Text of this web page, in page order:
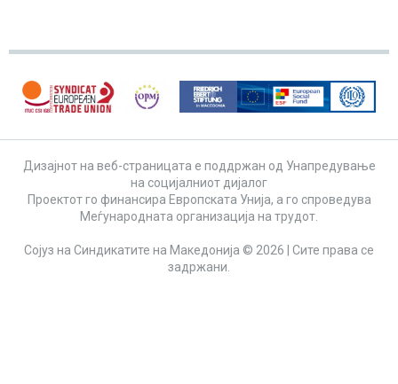
Дизајнот на веб-страницата е поддржан од Унапредување
на социјалниот дијалог
Проектот го финансира Европската Унија, а го спроведува
Меѓународната организација на трудот.
Сојуз на Синдикатите на Македонија © 2026 | Сите права се
задржани.